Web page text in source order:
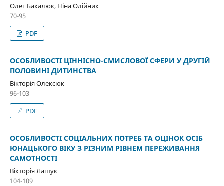
Олег Бакалюк, Ніна Олійник
70-95
PDF
ОСОБЛИВОСТІ ЦІННІСНО-СМИСЛОВОЇ СФЕРИ У ДРУГІЙ
ПОЛОВИНІ ДИТИНСТВА
Вікторія Олексюк
96-103
PDF
ОСОБЛИВОСТІ СОЦІАЛЬНИХ ПОТРЕБ ТА ОЦІНОК ОСІБ
ЮНАЦЬКОГО ВІКУ З РІЗНИМ РІВНЕМ ПЕРЕЖИВАННЯ
САМОТНОСТІ
Вікторія Лашук
104-109